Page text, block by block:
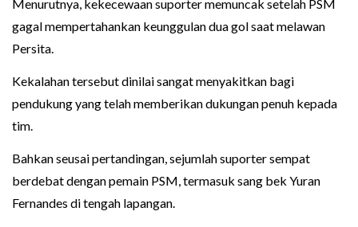
Menurutnya, kekecewaan suporter memuncak setelah PSM
gagal mempertahankan keunggulan dua gol saat melawan
Persita.
Kekalahan tersebut dinilai sangat menyakitkan bagi
pendukung yang telah memberikan dukungan penuh kepada
tim.
Bahkan seusai pertandingan, sejumlah suporter sempat
berdebat dengan pemain PSM, termasuk sang bek Yuran
Fernandes di tengah lapangan.